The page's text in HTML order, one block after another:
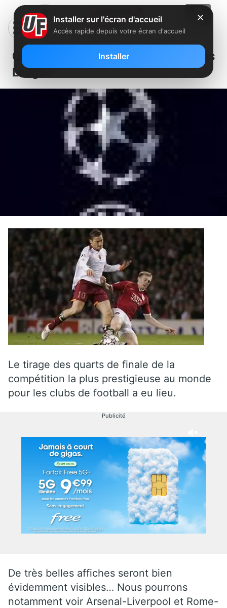
Quarts de finale de la Champions
League
Le tirage des quarts de finale de la
compétition la plus prestigieuse au monde
pour les clubs de football a eu lieu.
Publicité
De très belles affiches seront bien
évidemment visibles… Nous pourrons
notamment voir Arsenal-Liverpool et Rome-
✕
Installer sur l'écran d'accueil
Accès rapide depuis votre écran d'accueil
Installer